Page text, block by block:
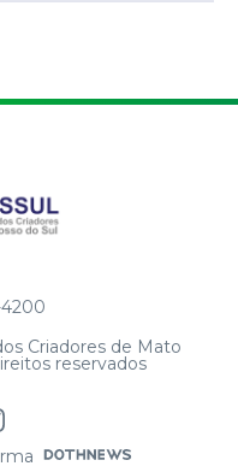
4200
Criadores de Mato
reservados